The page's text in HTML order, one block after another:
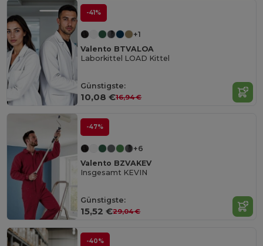
-41%
+1
Valento BTVALOA
Laborkittel LOAD Kittel
Günstigste:
10,08 €16,94 €
-47%
+6
Valento BZVAKEV
Insgesamt KEVIN
Günstigste:
15,52 €29,04 €
-40%